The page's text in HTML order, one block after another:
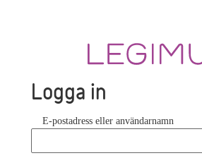
Logga in
E-postadress eller användarnamn